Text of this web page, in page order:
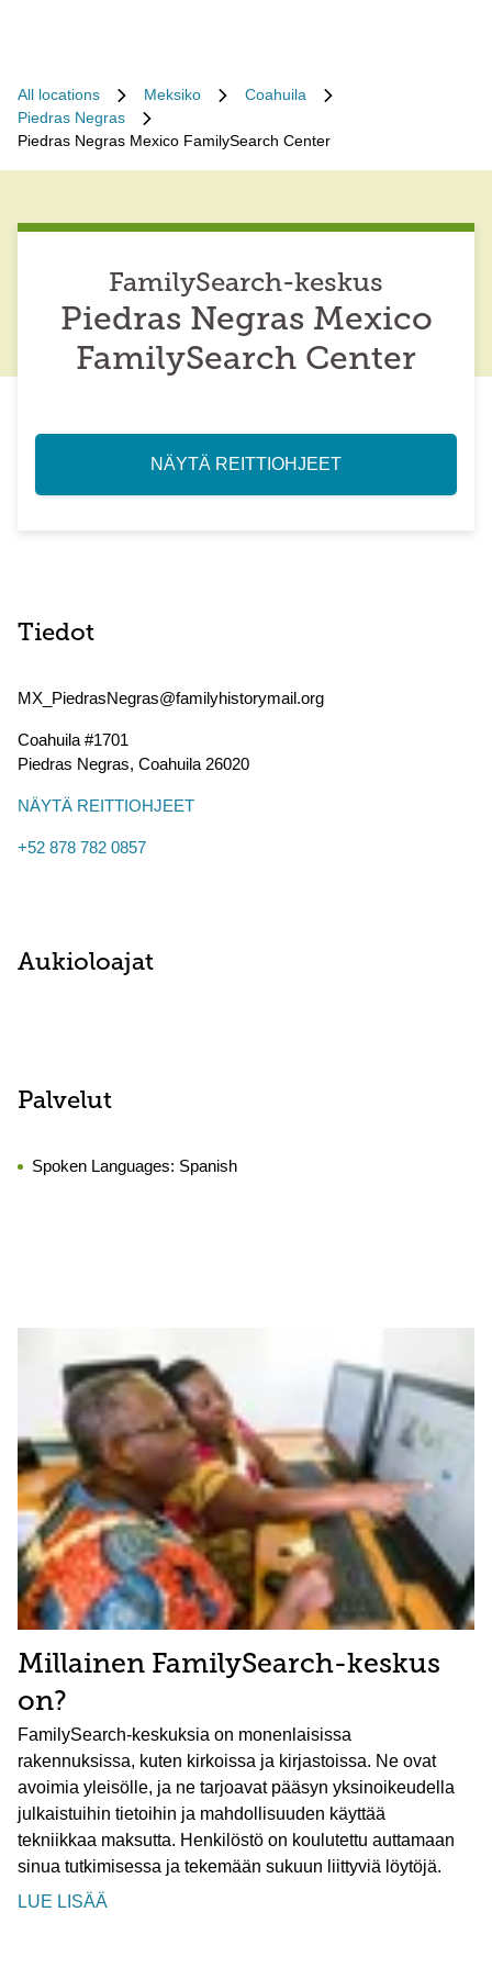
All locations Meksiko
Coahuila
Piedras Negras
Piedras Negras Mexico FamilySearch Center
FamilySearch-keskus
Piedras Negras Mexico
FamilySearch Center
NÄYTÄ REITTIOHJEET
Tiedot
MX_PiedrasNegras@familyhistorymail.org
Coahuila #1701
Piedras Negras, Coahuila 26020
NÄYTÄ REITTIOHJEET
+52 878 782 0857
Aukioloajat
Palvelut
Spoken Languages: Spanish
Millainen FamilySearch-keskus
on?
FamilySearch-keskuksia on monenlaisissa
rakennuksissa, kuten kirkoissa ja kirjastoissa. Ne ovat
avoimia yleisölle, ja ne tarjoavat pääsyn yksinoikeudella
julkaistuihin tietoihin ja mahdollisuuden käyttää
tekniikkaa maksutta. Henkilöstö on koulutettu auttamaan
sinua tutkimisessa ja tekemään sukuun liittyviä löytöjä.
LUE LISÄÄ